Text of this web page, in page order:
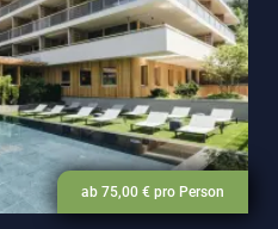
ab 75,00 € pro Person